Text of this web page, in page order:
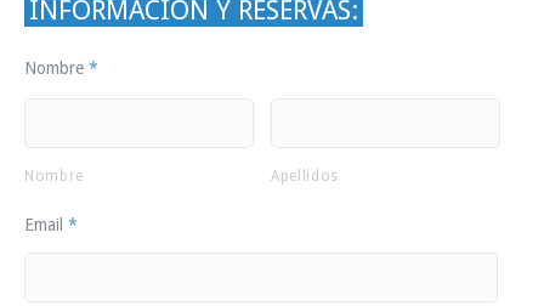
INFORMACION Y RESERVAS:
Nombre *
Nombre Apellidos
Email *